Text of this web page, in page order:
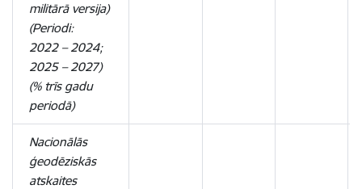
militārā versija)
(Periodi:
2022 – 2024;
2025 – 2027)
(% trīs gadu
periodā)
Nacionālās
ģeodēziskās
atskaites